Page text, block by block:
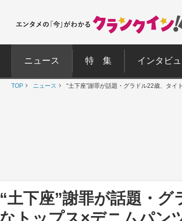
ニュース 特 集 インタビ
TOP ニュース “土下座”謝罪が話題・グラドル22歳、タ
“土下座”謝罪が話題・グ